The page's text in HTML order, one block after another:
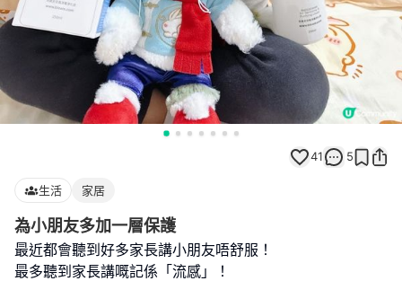
41 5
生活 家居
為小朋友多加一層保護
最近都會聽到好多家長講小朋友唔舒服！
最多聽到家長講嘅記係「流感」！